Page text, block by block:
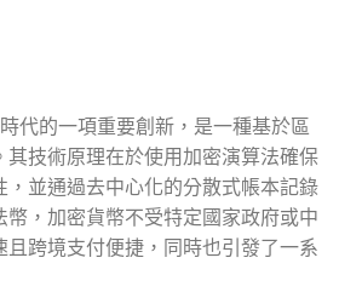
代的一項重要創新，是一種基於區
其技術原理在於使用加密演算法確保
，並通過去中心化的分散式帳本記錄
幣，加密貨幣不受特定國家政府或中
且跨境支付便捷，同時也引發了一系